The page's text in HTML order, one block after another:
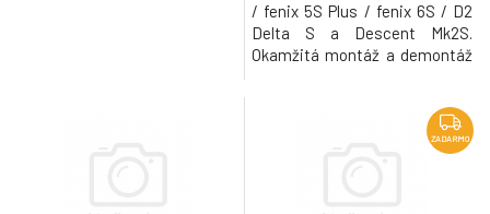
/ fenix 5S Plus / fenix 6S / D2
Delta S a Descent Mk2S.
Okamžitá montáž a demontáž
ZADARMO